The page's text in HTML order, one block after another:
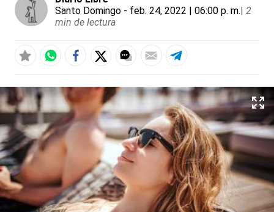
Santo Domingo - feb. 24, 2022 | 06:00 p. m.| 2
min de lectura